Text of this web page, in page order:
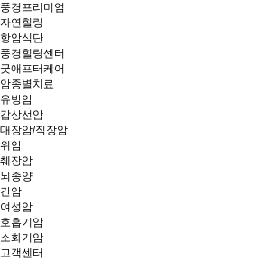
풍경프리미엄
자연힐링
항암식단
풍경힐링센터
굿애프터케어
암종별치료
유방암
갑상선암
대장암/직장암
위암
췌장암
뇌종양
간암
여성암
호흡기암
소화기암
고객센터